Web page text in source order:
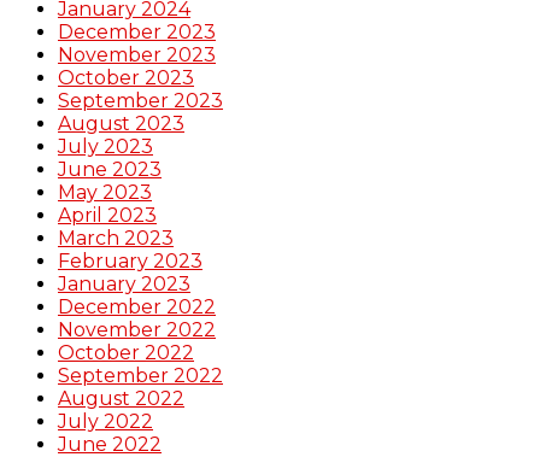
January 2024
December 2023
November 2023
October 2023
September 2023
August 2023
July 2023
June 2023
May 2023
April 2023
March 2023
February 2023
January 2023
December 2022
November 2022
October 2022
September 2022
August 2022
July 2022
June 2022